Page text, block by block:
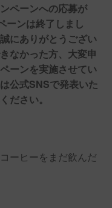
ペーンへの応募が
ーンは終了しまし
にありがとうござい
なかった方、大変申
ーンを実施させてい
公式SNSで発表いた
ださい。
ーヒーをまだ飲んだ